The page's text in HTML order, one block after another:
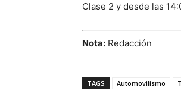
Clase 2 y desde las
Nota: Redacción
TAGS Automovilismo